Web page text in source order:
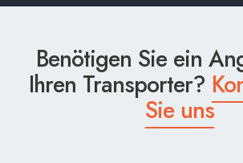
Benötigen Sie ein
Ihren Transporter?
Sie uns